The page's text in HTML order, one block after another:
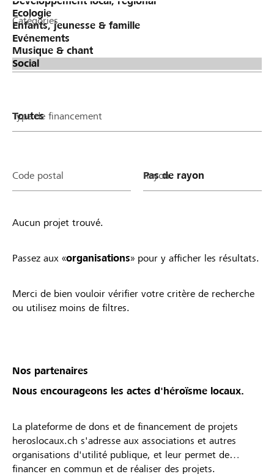
Catégories
Type de financement
Code postal Rayon
Aucun projet trouvé.
Passez aux «organisations» pour y afficher les résultats.
Merci de bien vouloir vérifier votre critère de recherche
ou utilisez moins de filtres.
Nos partenaires
Nous encourageons les actes d'héroïsme locaux.
La plateforme de dons et de financement de projets
heroslocaux.ch s'adresse aux associations et autres
organisations d'utilité publique, et leur permet de
financer en commun et de réaliser des projets.